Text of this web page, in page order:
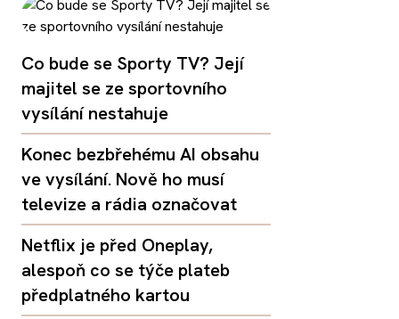
Co bude se Sporty TV? Její
majitel se ze sportovního
vysílání nestahuje
Konec bezbřehému AI obsahu
ve vysílání. Nově ho musí
televize a rádia označovat
Netflix je před Oneplay,
alespoň co se týče plateb
předplatného kartou